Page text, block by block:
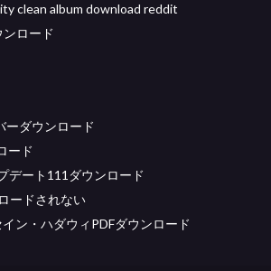
clean album download reddit
ロード
ーダウンロード
ード
デート111ダウンロード
ードされない
ン・ハダウィPDFダウンロード